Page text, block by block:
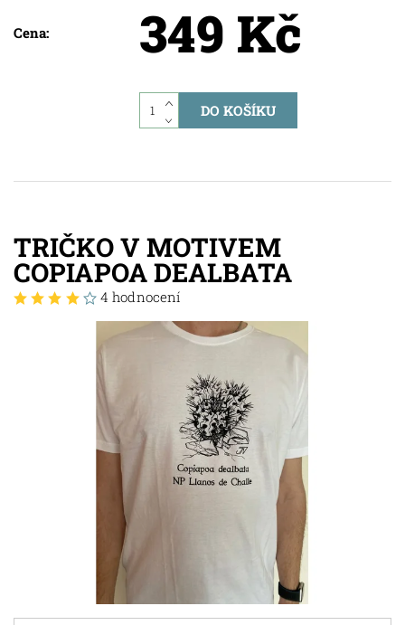
Cena: 349 Kč
TRIČKO V MOTIVEM
COPIAPOA DEALBATA
4 hodnocení